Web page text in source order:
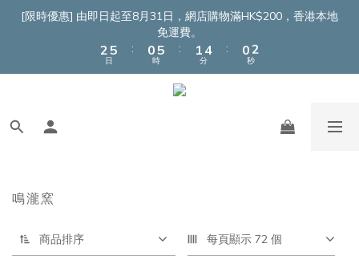
[限時優惠] 由即日起至8月31日，網店購物滿HK$200，香港本地
免運費。
4
2
1
7
5
4
日
:
2
0
7
6
5
4
時
:
3
2
1
0
6
4
3
分
:
2
0
3
1
0
秒
鳴瀧窯
商品排序 每頁顯示 72 個